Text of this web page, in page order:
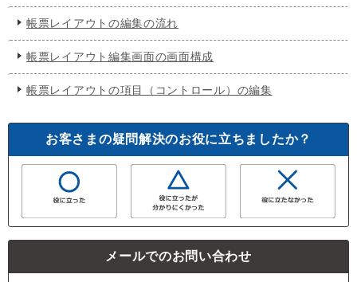
帳票レイアウトの編集の流れ
帳票レイアウト編集画面の画面構成
帳票レイアウトの項目（コントロール）の編集
お客さまの疑問解決のお役に立ちましたか？
メールでのお問い合わせ